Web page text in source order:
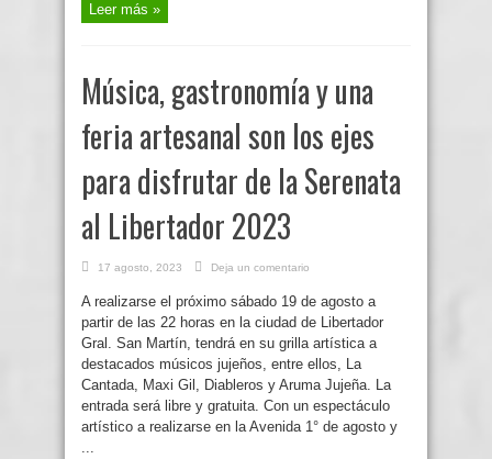
Leer más »
Música, gastronomía y una
feria artesanal son los ejes
para disfrutar de la Serenata
al Libertador 2023
17 agosto, 2023 Deja un comentario
A realizarse el próximo sábado 19 de agosto a
partir de las 22 horas en la ciudad de Libertador
Gral. San Martín, tendrá en su grilla artística a
destacados músicos jujeños, entre ellos, La
Cantada, Maxi Gil, Diableros y Aruma Jujeña. La
entrada será libre y gratuita. Con un espectáculo
artístico a realizarse en la Avenida 1° de agosto y
...